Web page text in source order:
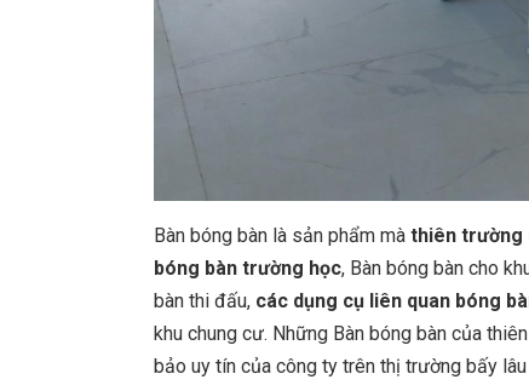
Bàn bóng bàn là sản phẩm mà thiên trường
bóng bàn trường học, Bàn bóng bàn cho
bàn thi đấu, các dụng cụ liên quan bóng
khu chung cư. Những Bàn bóng bàn của
bảo uy tín của công ty trên thị trường bấy lâu